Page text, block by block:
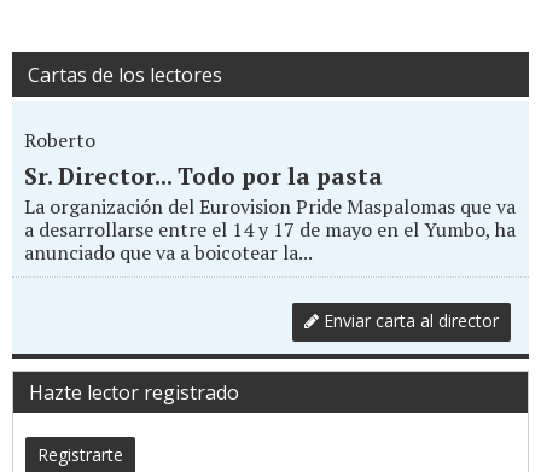
Cartas de los lectores
Roberto
Sr. Director... Todo por la pasta
La organización del Eurovision Pride Maspalomas que va
a desarrollarse entre el 14 y 17 de mayo en el Yumbo, ha
anunciado que va a boicotear la...
Enviar carta al director
Hazte lector registrado
Registrarte